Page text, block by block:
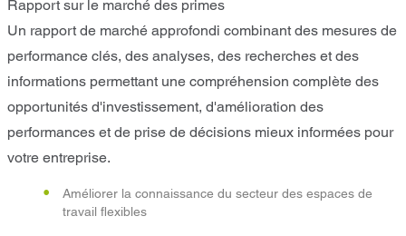
Rapport sur le marché des primes
Un rapport de marché approfondi combinant des mesures de
performance clés, des analyses, des recherches et des
informations permettant une compréhension complète des
opportunités d'investissement, d'amélioration des
performances et de prise de décisions mieux informées pour
votre entreprise.
Améliorer la connaissance du secteur des espaces de
travail flexibles